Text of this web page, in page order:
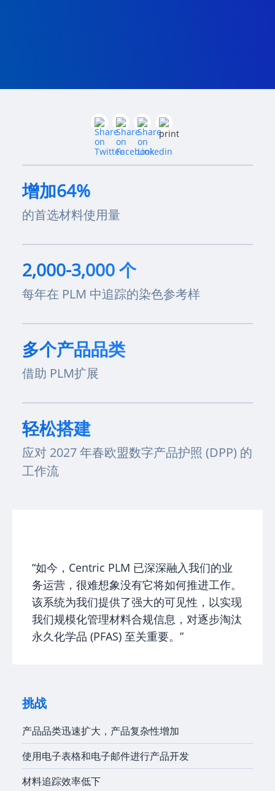
增加64%
的首选材料使用量
2,000-3,000 个
每年在 PLM 中追踪的染色参考样
多个产品品类
借助 PLM扩展
轻松搭建
应对 2027 年春欧盟数字产品护照 (DPP) 的
工作流
“如今，Centric PLM 已深深融入我们的业
务运营，很难想象没有它将如何推进工作。
该系统为我们提供了强大的可见性，以实现
我们规模化管理材料合规信息，对逐步淘汰
永久化学品 (PFAS) 至关重要。”
挑战
产品品类迅速扩大，产品复杂性增加
使用电子表格和电子邮件进行产品开发
材料追踪效率低下